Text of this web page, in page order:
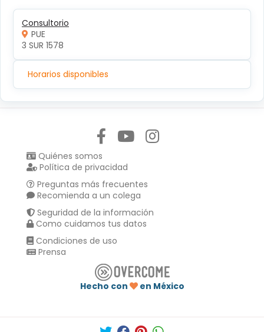
Consultorio
PUE
3 SUR 1578
Horarios disponibles
Quiénes somos
Política de privacidad
Preguntas más frecuentes
Recomienda a un colega
Seguridad de la información
Como cuidamos tus datos
Condiciones de uso
Prensa
Hecho con
en México